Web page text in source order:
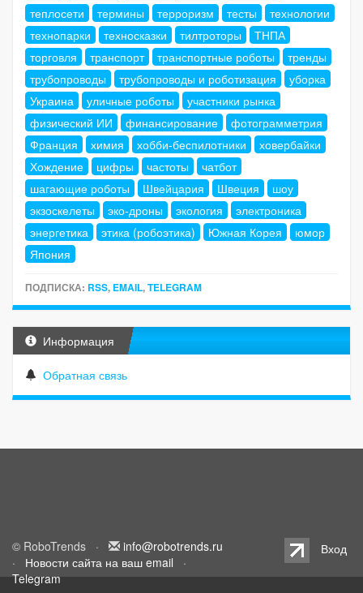
теплосети
термины терроризм тесты
технологии
технопарки
техносказки тилтроторы
ТНПА
торговля
транспорт транспортные роботы
тренды
трубопроводы
трубопроводы и роботизация
уборка
Украина
уличные роботы
участники рынка
физический ИИ
финансирование
фотограмметрия
Франция
химия хобби-беспилотники
ховербайки
Хождение
цифры частоты
чатбот
шагающие роботы
Швейцария Швеция
шоу
экзоскелеты
эко-дроны экология
электроника
энергетика
этика (робоэтика) Южная Корея
юмор
Япония
ПОДПИСКА: RSS, EMAIL,TELEGRAM
Информация
Обратная связь
© RoboTrends ·
info@robotrends.ru
· Новости сайта на ваш email ·
Telegram
Вход